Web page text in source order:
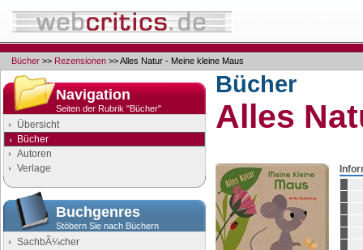
Bücher >> Rezensionen >> Alles Natur - Meine kleine Maus
Navigation
Seiten der Rubrik "Bücher"
Übersicht
Bücher
Autoren
Verlage
Buchgenres
Stöbern Sie nach Büchern
SachbÃ¼cher
Bücher
Alles